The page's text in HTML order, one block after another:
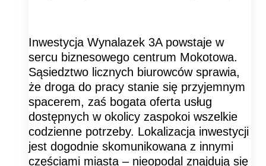
Inwestycja Wynalazek 3A powstaje w
sercu biznesowego centrum Mokotowa.
Sąsiedztwo licznych biurowców sprawia,
że droga do pracy stanie się przyjemnym
spacerem, zaś bogata oferta usług
dostępnych w okolicy zaspokoi wszelkie
codzienne potrzeby. Lokalizacja inwestycji
jest dogodnie skomunikowana z innymi
częściami miasta – nieopodal znajdują się